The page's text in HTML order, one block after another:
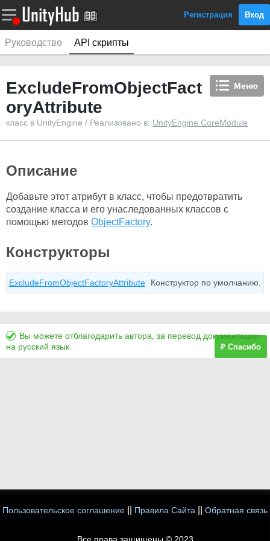
Регистрация Вход
Руководство API скрипты
Меню
ExcludeFromObjectFact
oryAttribute
класс в UnityEngine / Реализовано в: UnityEngine.CoreModule
Описание
Добавьте этот атрибут в класс, чтобы предотвратить
создание класса и его унаследованных классов с
помощью методов ObjectFactory.
Конструкторы
ExcludeFromObjectFactoryAttribute Конструктор по умолчанию.
Вы можете отблагодарить автора, за перевод документации
на русский язык.
₽ Спасибо
Пользовательское соглашение Правила Сайта Обратная связь